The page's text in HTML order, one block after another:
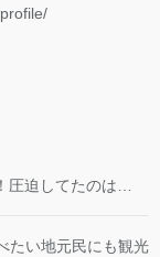
圧迫してたのは…
たい地元民にも観光